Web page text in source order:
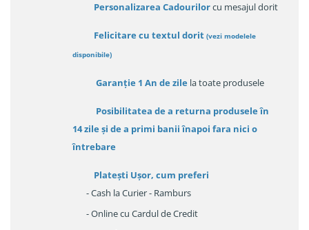
Personalizarea Cadourilorcu mesajul dorit
Felicitare cu textul dorit (vezi modelele
disponibile)
Garanție 1 An de zile la toate produsele
Posibilitatea de a returna produsele în
14 zileși de a primi banii înapoi fara nici o
întrebare
Platești Ușor, cum preferi
- Cash la Curier - Ramburs
- Online cu Cardul de Credit